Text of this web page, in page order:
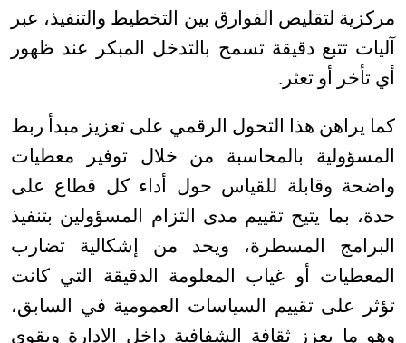
مركزية لتقليص الفوارق بين التخطيط والتنفيذ، عبر
آليات تتبع دقيقة تسمح بالتدخل المبكر عند ظهور
أي تأخر أو تعثر .
كما يراهن هذا التحول الرقمي على تعزيز مبدأ ربط
المسؤولية بالمحاسبة من خلال توفير معطيات
واضحة وقابلة للقياس حول أداء كل قطاع على
حدة، بما يتيح تقييم مدى التزام المسؤولين بتنفيذ
البرامج المسطرة، ويحد من إشكالية تضارب
المعطيات أو غياب المعلومة الدقيقة التي كانت
تؤثر على تقييم السياسات العمومية في السابق،
وهو ما يعزز ثقافة الشفافية داخل الإدارة ويقوي